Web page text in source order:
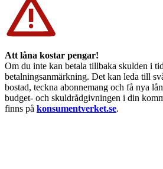
Att låna kostar pengar!
Om du inte kan betala tillbaka skulden i
betalningsanmärkning. Det kan leda till
bostad, teckna abonnemang och få nya
budget- och skuldrådgivningen i din
finns på konsumentverket.se.